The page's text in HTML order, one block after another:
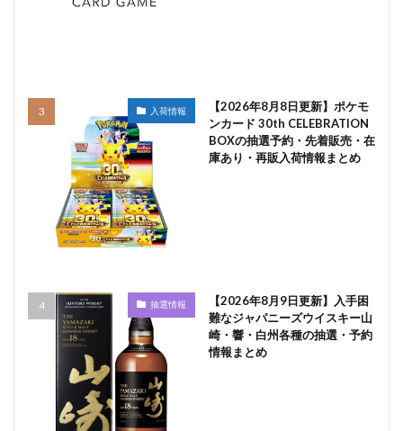
入荷情報
【2026年8月8日更新】ポケモ
ンカード 30th CELEBRATION
BOXの抽選予約・先着販売・在
庫あり・再販入荷情報まとめ
抽選情報
【2026年8月9日更新】入手困
難なジャパニーズウイスキー山
崎・響・白州各種の抽選・予約
情報まとめ